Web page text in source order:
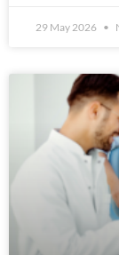
29 May 2026